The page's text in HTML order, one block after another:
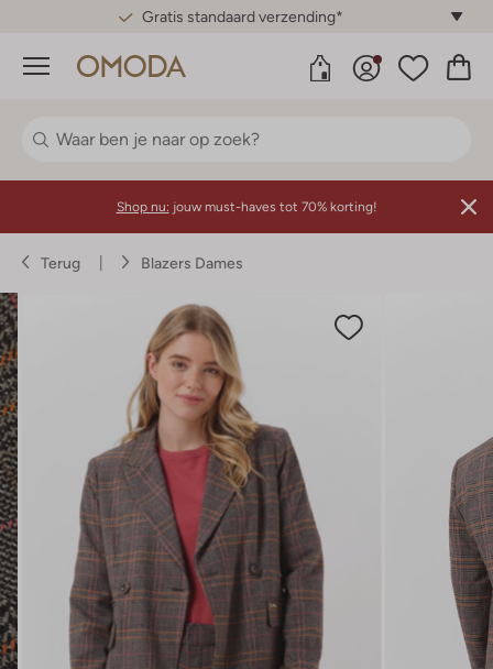
Gratis standaard verzending*
Menu
Shop nu: jouw must-haves tot 70% korting!
Terug Blazers Dames